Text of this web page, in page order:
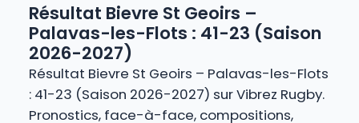
Résultat Bievre St Geoirs –
Palavas-les-Flots : 41-23 (Saison
2026-2027)
Résultat Bievre St Geoirs – Palavas-les-Flots
: 41-23 (Saison 2026-2027) sur Vibrez Rugby.
Pronostics, face-à-face, compositions,